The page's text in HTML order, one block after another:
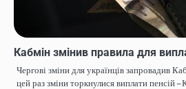
Кабмін змінив правила для
Чергові зміни для українців запровадив
цей раз зміни торкнулися виплати пенсій